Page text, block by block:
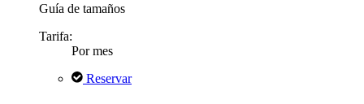
Guía de tamaños
Tarifa:
Por mes
Reservar